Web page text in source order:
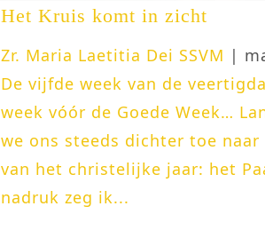
Het Kruis komt in zicht
Zr. Maria Laetitia Dei SSVM |
De vijfde week van de
week vóór de Goede Week…
we ons steeds dichter toe
van het christelijke jaar: het
nadruk zeg ik...